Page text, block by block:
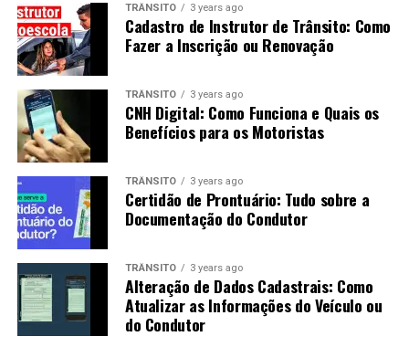
TRÂNSITO 3 years ago
Cadastro de Instrutor de Trânsito: Como
Fazer a Inscrição ou Renovação
TRÂNSITO 3 years ago
CNH Digital: Como Funciona e Quais os
Benefícios para os Motoristas
TRÂNSITO 3 years ago
Certidão de Prontuário: Tudo sobre a
Documentação do Condutor
TRÂNSITO 3 years ago
Alteração de Dados Cadastrais: Como
Atualizar as Informações do Veículo ou
do Condutor